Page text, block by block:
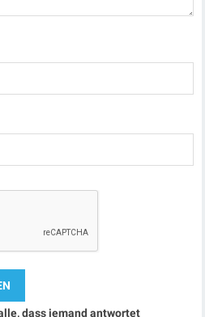
dass jemand antwortet